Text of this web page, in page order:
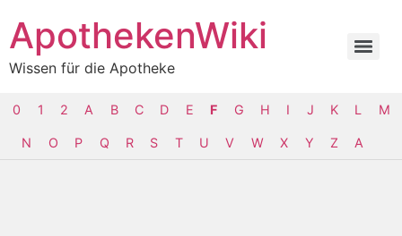
ApothekenWiki
Wissen für die Apotheke
0 1 2 A B C D E F G H I J K L M
N O P Q R S T U V W X Y Z Α